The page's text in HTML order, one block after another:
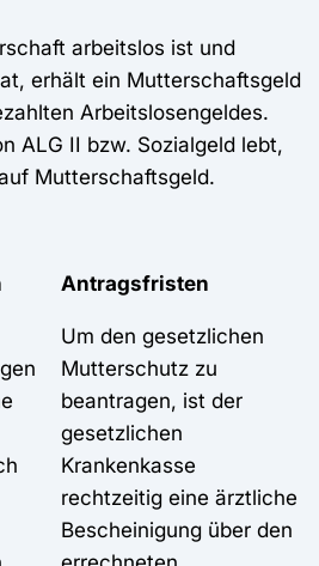
arbeitslos ist und
erhält ein Mutterschaftsgeld
Arbeitslosengeldes.
ALG II bzw. Sozialgeld lebt,
Mutterschaftsgeld.
Antragsfristen
Um den gesetzlichen
Mutterschutz zu
beantragen, ist der
gesetzlichen
Krankenkasse
rechtzeitig eine ärztliche
Bescheinigung über den